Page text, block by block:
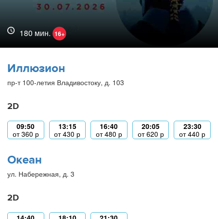
180 мин. 16+
Иллюзион
пр-т 100-летия Владивостоку, д. 103
2D
09:50
от360 р
13:15
от430 р
16:40
от480 р
20:05
от620 р
23:30
от440 р
Океан
ул. Набережная, д. 3
2D